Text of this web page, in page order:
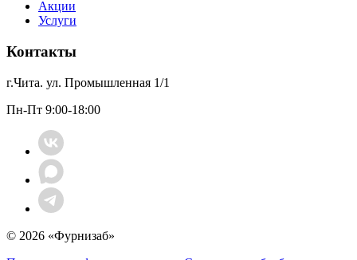
Акции
Услуги
Контакты
г.Чита. ул. Промышленная 1/1
Пн-Пт 9:00-18:00
© 2026 «Фурнизаб»